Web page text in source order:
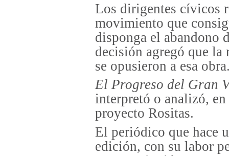
Los dirigentes cívicos
movimiento que
disponga el abandono
decisión agregó que la
se opusieron a esa
El Progreso del Gran
interpretó o analizó,
proyecto Rositas.
El periódico que hace
edición, con su labor